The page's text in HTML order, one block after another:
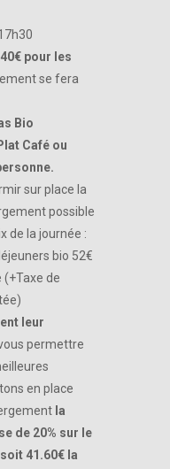
pour les
se fera
Bio
Café ou
sur place la
possible
de la journée :
bio 52€
de
leur
permettre
en place
la
de 20% sur le
soit 41.60€ la